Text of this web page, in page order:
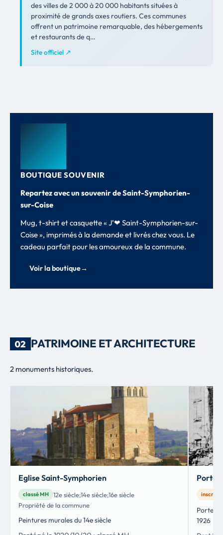
des villes de 2 000 à 20 000 habitants situées à
proximité de grands axes routiers. Ces communes
offrent un patrimoine remarquable, des hébergements
et restaurants de q…
Site officiel ↗
BOUTIQUE SOUVENIR
Repartez avec un souvenir de Saint-Symphorien-
sur-Coise
Mug, t-shirt et casquette « J’❤ Saint-Symphorien-sur-
Coise », imprimés à la demande et livrés chez vous. Le
cadeau parfait pour les amoureux de la commune.
Voir la boutique→
02 PATRIMOINE ET ARCHITECTURE
2 monuments historiques.
Eglise Saint-Symphorien
classé MH
12e siècle;14e siècle;16e siècle
Propriété de la commune
Peintures murales du 14e siècle
Porte
inscrit
Porte
1926